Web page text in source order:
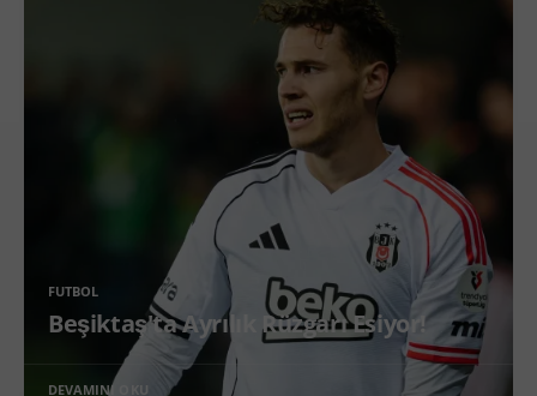
FUTBOL
Beşiktaş'ta Ayrılık Rüzgarı Esiyor!
DEVAMINI OKU